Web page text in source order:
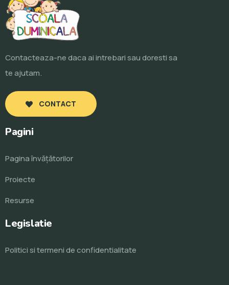
Contacteaza-ne daca ai intrebari sau doresti sa
te ajutam.
CONTACT
Pagini
Pagina învăţătorilor
Proiecte
Resurse
Legislatie
Politici si termeni de confidentialitate